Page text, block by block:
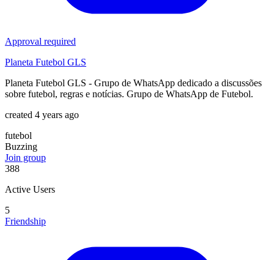
Approval required
Planeta Futebol GLS
Planeta Futebol GLS - Grupo de WhatsApp dedicado a discussões
sobre futebol, regras e notícias. Grupo de WhatsApp de Futebol.
created 4 years ago
futebol
Buzzing
Join group
388
Active Users
5
Friendship